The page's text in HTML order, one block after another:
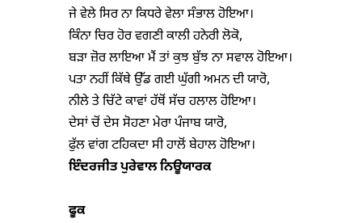
ਜੇ ਵੇਲੇ ਸਿਰ ਨਾ ਕਿਧਰੇ ਵੇਲਾ ਸੰਭਾਲ ਹੋਇਆ।
ਕਿੰਨਾ ਚਿਰ ਹੋਰ ਵਗਣੀ ਕਾਲੀ ਹਨੇਰੀ ਲੋਕੋ,
ਬੜਾ ਜ਼ੋਰ ਲਾਇਆ ਮੈਂ ਤਾਂ ਕੁਝ ਬੁੱਝ ਨਾ ਸਵਾਲ ਹੋਇਆ।
ਪਤਾ ਨਹੀਂ ਕਿੱਥੇ ਉੱਡ ਗਈ ਘੁੱਗੀ ਅਮਨ ਦੀ ਯਾਰੋ,
ਨੀਲੇ ਤੇ ਚਿੱਟੇ ਕਾਵਾਂ ਹੱਥੋਂ ਸੱਚ ਹਲਾਲ ਹੋਇਆ।
ਦੇਸਾਂ ਚੋਂ ਦੇਸ ਸੋਹਣਾ ਮੇਰਾ ਪੰਜਾਬ ਯਾਰੋ,
ਇੰਦਰਜੀਤ ਪੁਰੇਵਾਲ ਨਿਊਯਾਰਕ
ਫੂਕ